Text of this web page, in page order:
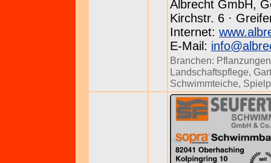
Albrecht GmbH,
Kirchstr. 6 ·
Internet:
E-Mail:
Branchen: Pflanzungen
Landschaftspflege,
Schwimmteiche,